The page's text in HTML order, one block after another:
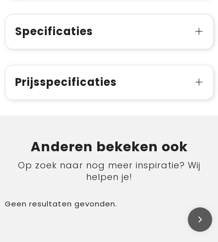
Specificaties
Prijsspecificaties
Anderen bekeken ook
Op zoek naar nog meer inspiratie? Wij
helpen je!
Geen resultaten gevonden.